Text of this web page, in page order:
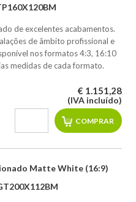
de excelentes acabamentos.
de âmbito profissional e
nos formatos 4:3, 16:10
medidas de cada formato.
€ 1.151,28
(IVA incluído)
Matte White (16:9)